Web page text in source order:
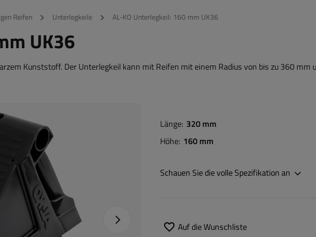
Reifen Unterlegkeile AL-KO Unterlegkeil: 160 mm UK36
UK36
Kunststoff. Der Unterlegkeil kann mit Reifen mit einem Radius von bis zu 360 mm
Nächstes Foto
Länge 320 mm
Höhe 160 mm
Schauen Sie die volle Spezifikation an
Auf die Wunschliste